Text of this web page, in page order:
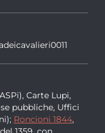
Carte Lupi,
pubbliche, Uffici
Roncioni 1844,